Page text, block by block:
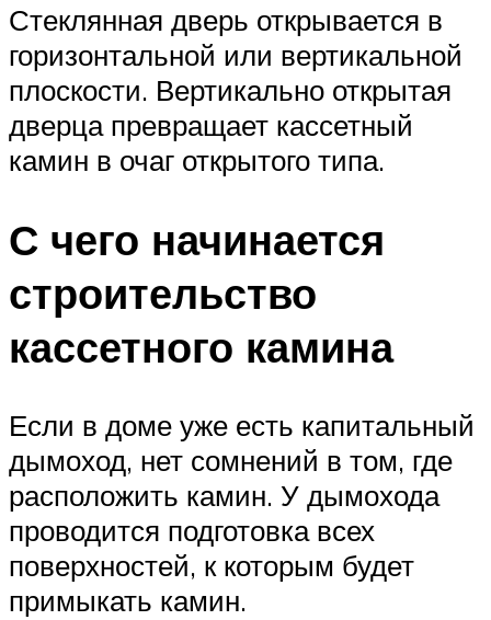
Стеклянная дверь открывается в
горизонтальной или вертикальной
плоскости. Вертикально открытая
дверца превращает кассетный
камин в очаг открытого типа.
С чего начинается
строительство
кассетного камина
Если в доме уже есть капитальный
дымоход, нет сомнений в том, где
расположить камин. У дымохода
проводится подготовка всех
поверхностей, к которым будет
примыкать камин.